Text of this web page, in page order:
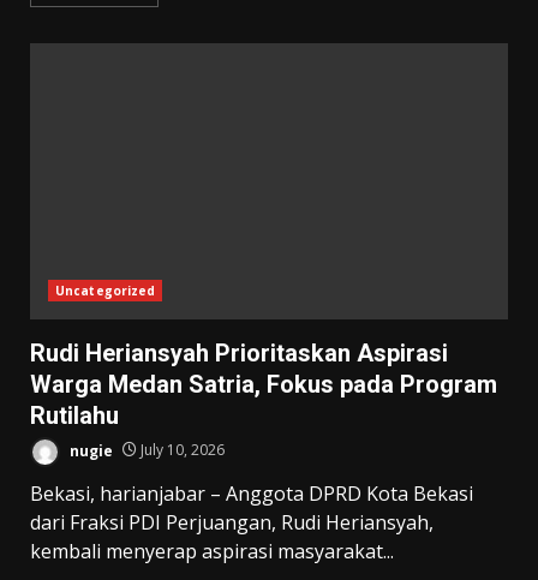
Uncategorized
Rudi Heriansyah Prioritaskan Aspirasi
Warga Medan Satria, Fokus pada Program
Rutilahu
nugie July 10, 2026
Bekasi, harianjabar – Anggota DPRD Kota Bekasi
dari Fraksi PDI Perjuangan, Rudi Heriansyah,
kembali menyerap aspirasi masyarakat...